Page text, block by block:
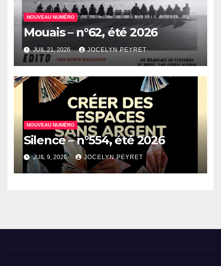
NOUVEAU NUMÉRO
Mouais – n°62, été 2026
JUIL 21, 2026 JOCELYN PEYRET
NOUVEAU NUMÉRO
Silence – n°554, été 2026
JUIL 9, 2026 JOCELYN PEYRET